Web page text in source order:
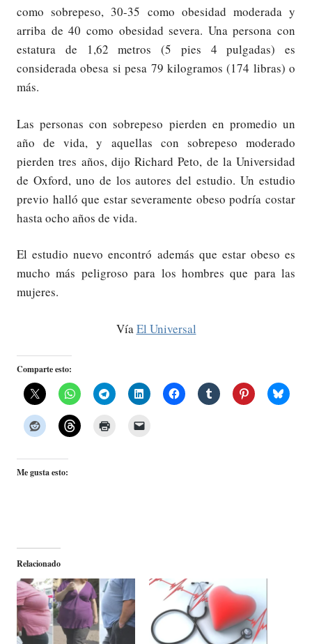
como sobrepeso, 30-35 como obesidad moderada y
arriba de 40 como obesidad severa. Una persona con
estatura de 1,62 metros (5 pies 4 pulgadas) es
considerada obesa si pesa 79 kilogramos (174 libras) o
más.
Las personas con sobrepeso pierden en promedio un
año de vida, y aquellas con sobrepeso moderado
pierden tres años, dijo Richard Peto, de la Universidad
de Oxford, uno de los autores del estudio. Un estudio
previo halló que estar severamente obeso podría costar
hasta ocho años de vida.
El estudio nuevo encontró además que estar obeso es
mucho más peligroso para los hombres que para las
mujeres.
Vía El Universal
Comparte esto:
Me gusta esto:
Relacionado